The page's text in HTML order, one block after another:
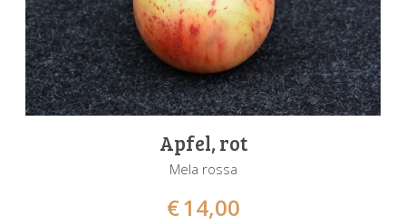
Apfel, rot
Mela rossa
€14,00